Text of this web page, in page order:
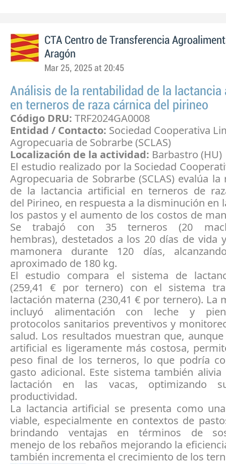
CTA Centro de Transferencia
Aragón
Mar 25, 2025 at 20:45
Análisis de la rentabilidad de la
en terneros de raza cárnica del pirineo
Código DRU: TRF2024GA0008
Entidad / Contacto: Sociedad Cooperativa
Agropecuaria de Sobrarbe (SCLAS)
Localización de la actividad: Barbastro (HU)
El estudio realizado por la Sociedad
Agropecuaria de Sobrarbe (SCLAS) evalúa
de la lactancia artificial en terneros de
del Pirineo, en respuesta a la disminución en
los pastos y el aumento de los costos de
Se trabajó con 35 terneros (20
hembras), destetados a los 20 días de vida
mamonera durante 120 días,
aproximado de 180 kg.
El estudio compara el sistema de
(259,41 € por ternero) con el sistema
lactación materna (230,41 € por ternero). La
incluyó alimentación con leche y
protocolos sanitarios preventivos y
salud. Los resultados muestran que,
artificial es ligeramente más costosa,
peso final de los terneros, lo que podría
gasto adicional. Este sistema también
lactación en las vacas, optimizando
productividad.
La lactancia artificial se presenta como
viable, especialmente en contextos de
brindando ventajas en términos de
menejo de los rebaños mejorando la
también incrementa el crecimiento de los